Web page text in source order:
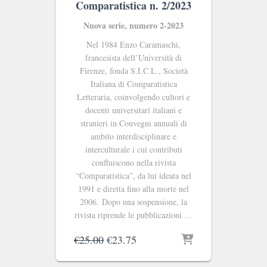
Comparatistica n. 2/2023
Nuova serie, numero 2-2023
Nel 1984 Enzo Caramaschi,
francesista dell’Università di
Firenze, fonda S.I.C.L., Società
Italiana di Comparatistica
Letteraria, coinvolgendo cultori e
docenti universitari italiani e
stranieri in Convegni annuali di
ambito interdisciplinare e
interculturale i cui contributi
confluiscono nella rivista
“Comparatistica”, da lui ideata nel
1991 e diretta fino alla morte nel
2006. Dopo una sospensione, la
rivista riprende le pubblicazioni …
€25.00 Il
originale
€23.75
attuale